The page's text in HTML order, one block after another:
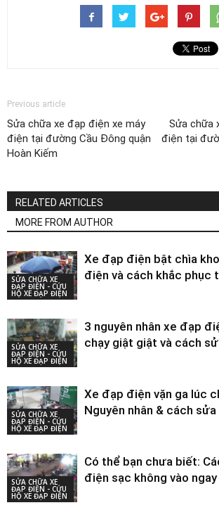
Previous article
Sửa chữa xe đạp điện xe máy
điện tại đường Cầu Đông quận
Hoàn Kiếm
Sửa chữa
điện tại
RELATED ARTICLES
MORE FROM AUTHOR
SỬA CHỮA XE
ĐẠP ĐIỆN - CỨU
HỘ XE ĐẠP ĐIỆN
Xe đạp điện bật chìa
điện và cách khắc phục
SỬA CHỮA XE
ĐẠP ĐIỆN - CỨU
HỘ XE ĐẠP ĐIỆN
3 nguyên nhân xe đạp
chạy giật giật và cách
SỬA CHỮA XE
ĐẠP ĐIỆN - CỨU
HỘ XE ĐẠP ĐIỆN
Xe đạp điện vặn ga lúc
Nguyên nhân & cách sửa
SỬA CHỮA XE
ĐẠP ĐIỆN - CỨU
HỘ XE ĐẠP ĐIỆN
Có thể bạn chưa biết:
điện sạc không vào